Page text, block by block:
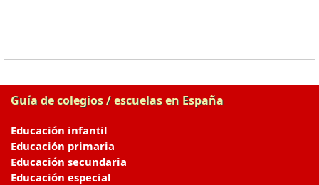
Guía de colegios / escuelas en España
Educación infantil
Educación primaria
Educación secundaria
Educación especial